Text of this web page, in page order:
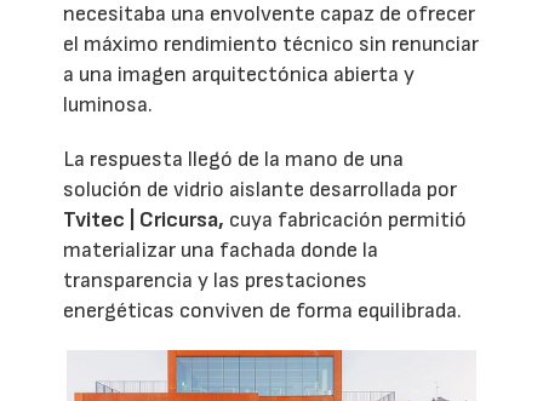
necesitaba una envolvente capaz de ofrecer
el máximo rendimiento técnico sin renunciar
a una imagen arquitectónica abierta y
luminosa.
La respuesta llegó de la mano de una
solución de vidrio aislante desarrollada por
Tvitec | Cricursa, cuya fabricación permitió
materializar una fachada donde la
transparencia y las prestaciones
energéticas conviven de forma equilibrada.